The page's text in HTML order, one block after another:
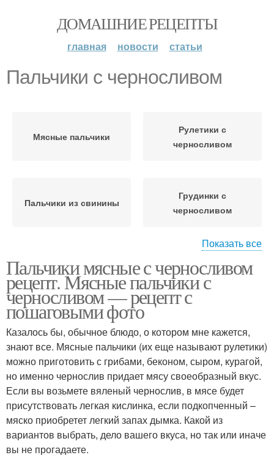
ДОМАШНИЕ РЕЦЕПТЫ
главная новости статьи
Пальчики с черносливом
Мясные пальчики
Рулетики с
черносливом
Пальчики из свинины
Грудинки с
черносливом
Рулет с черносливом
черносливом
Показать все
Пальчики мясные с черносливом
рецепт. Мясные пальчики с
черносливом — рецепт с
пошаговыми фото
Казалось бы, обычное блюдо, о котором мне кажется,
знают все. Мясные пальчики (их еще называют рулетики)
можно приготовить с грибами, беконом, сыром, курагой,
но именно чернослив придает мясу своеобразный вкус.
Если вы возьмете вяленый чернослив, в мясе будет
присутствовать легкая кислинка, если подкопченный –
мяско приобретет легкий запах дымка. Какой из
вариантов выбрать, дело вашего вкуса, но так или иначе
вы не прогадаете.